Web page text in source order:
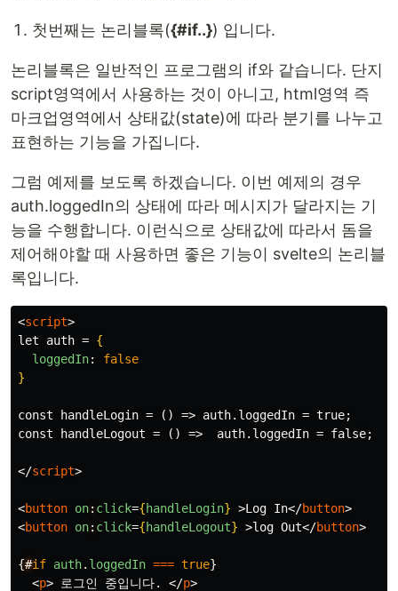
첫번째는 논리블록({#if..}) 입니다.
논리블록은 일반적인 프로그램의 if와 같습니다. 단지
script영역에서 사용하는 것이 아니고, html영역 즉
마크업영역에서 상태값(state)에 따라 분기를 나누고
표현하는 기능을 가집니다.
그럼 예제를 보도록 하겠습니다. 이번 예제의 경우
auth.loggedIn의 상태에 따라 메시지가 달라지는 기
능을 수행합니다. 이런식으로 상태값에 따라서 돔을
제어해야할 때 사용하면 좋은 기능이 svelte의 논리블
록입니다.
<script>
let auth = {
loggedIn:
false
}
const handleLogin = () => auth.loggedIn = true;
const handleLogout = () =>  auth.loggedIn = false;
</script>
<button on: click={handleLogin} >Log In</button>
<button on: click={handleLogout} >log Out</button>
{#if auth. loggedIn === true}
<p> 로그인 중입니다. </p>